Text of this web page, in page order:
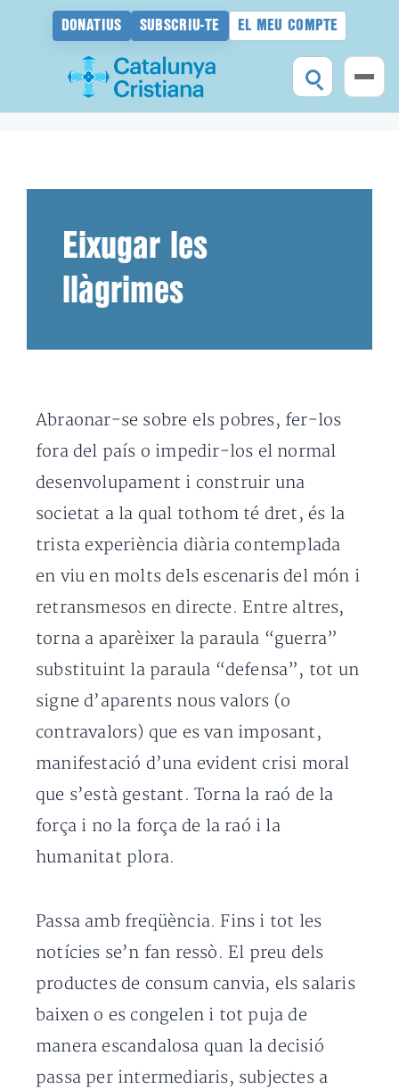
DONATIUS SUBSCRIU-TE EL MEU COMPTE
Eixugar les
llàgrimes
Abraonar-se sobre els pobres, fer-los
fora del país o impedir-los el normal
desenvolupament i construir una
societat a la qual tothom té dret, és la
trista experiència diària contemplada
en viu en molts dels escenaris del món i
retransmesos en directe. Entre altres,
torna a aparèixer la paraula “guerra”
substituint la paraula “defensa”, tot un
signe d’aparents nous valors (o
contravalors) que es van imposant,
manifestació d’una evident crisi moral
que s’està gestant. Torna la raó de la
força i no la força de la raó i la
humanitat plora.
Passa amb freqüència. Fins i tot les
notícies se’n fan ressò. El preu dels
productes de consum canvia, els salaris
baixen o es congelen i tot puja de
manera escandalosa quan la decisió
passa per intermediaris, subjectes a